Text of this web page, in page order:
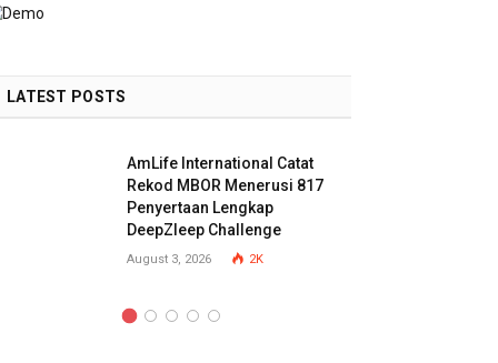
LATEST POSTS
AmLife International Catat
Rekod MBOR Menerusi 817
Penyertaan Lengkap
DeepZleep Challenge
August 3, 2026 2K